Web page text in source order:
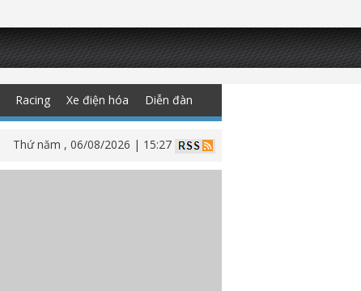
Racing Xe điện hóa Diễn đàn
Thứ năm , 06/08/2026 | 15:27